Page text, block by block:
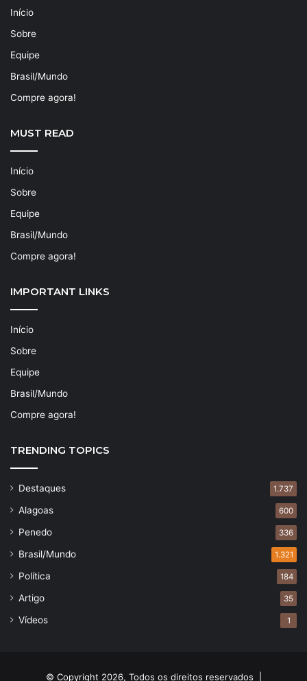
Início
Sobre
Equipe
Brasil/Mundo
Compre agora!
MUST READ
Início
Sobre
Equipe
Brasil/Mundo
Compre agora!
IMPORTANT LINKS
Início
Sobre
Equipe
Brasil/Mundo
Compre agora!
TRENDING TOPICS
Destaques 1.737
Alagoas 600
Penedo 336
Brasil/Mundo 1.321
Política 184
Artigo 35
Vídeos 1
© Copyright 2026, Todos os direitos reservados |